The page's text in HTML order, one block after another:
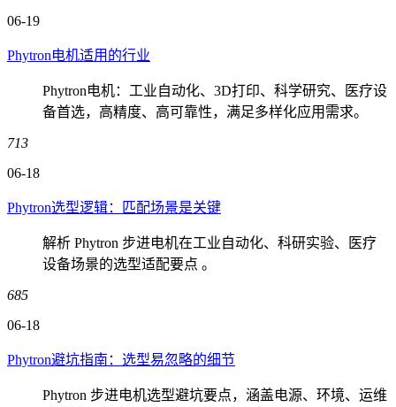
06-19
Phytron电机适用的行业
Phytron电机：工业自动化、3D打印、科学研究、医疗设
备首选，高精度、高可靠性，满足多样化应用需求。
713
06-18
Phytron选型逻辑：匹配场景是关键
解析 Phytron 步进电机在工业自动化、科研实验、医疗
设备场景的选型适配要点 。
685
06-18
Phytron避坑指南：选型易忽略的细节
Phytron 步进电机选型避坑要点，涵盖电源、环境、运维